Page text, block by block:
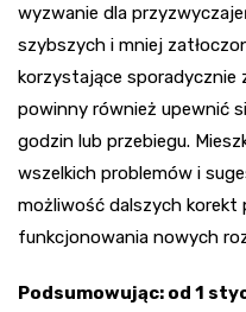
wyzwanie dla
szybszych i mniej
korzystające
powinny również upewnić
godzin lub przebiegu.
wszelkich problemów i
możliwość dalszych korekt
funkcjonowania nowych
Podsumowując: od 1